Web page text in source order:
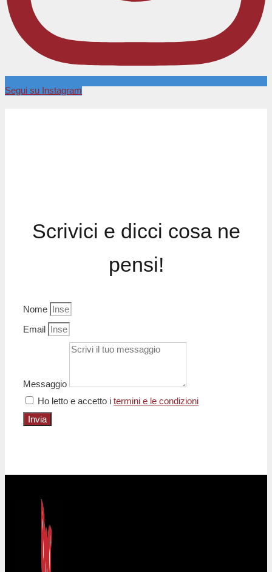
Segui su Instagram
Scrivici e dicci cosa ne
pensi!
Nome
Email
Messaggio
Ho letto e accetto i termini e le condizioni
Invia